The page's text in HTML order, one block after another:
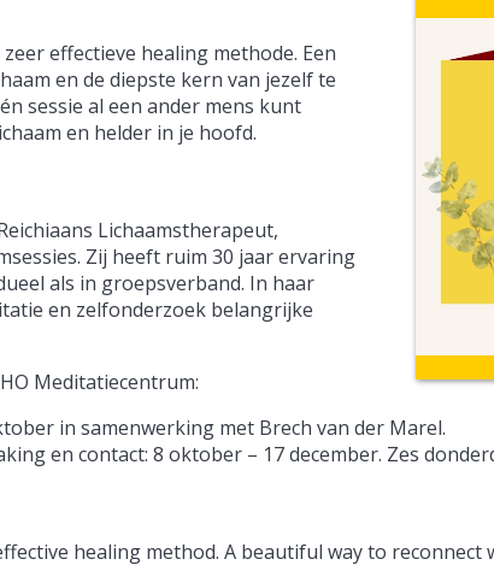
effectieve healing methode. Een
en de diepste kern van jezelf te
sessie al een ander mens kunt
en helder in je hoofd.
Lichaamstherapeut,
Zij heeft ruim 30 jaar ervaring
als in groepsverband. In haar
en zelfonderzoek belangrijke
Meditatiecentrum:
in samenwerking met Brech van der Marel.
en contact: 8 oktober – 17 december. Zes
healing method. A beautiful way to reconnect